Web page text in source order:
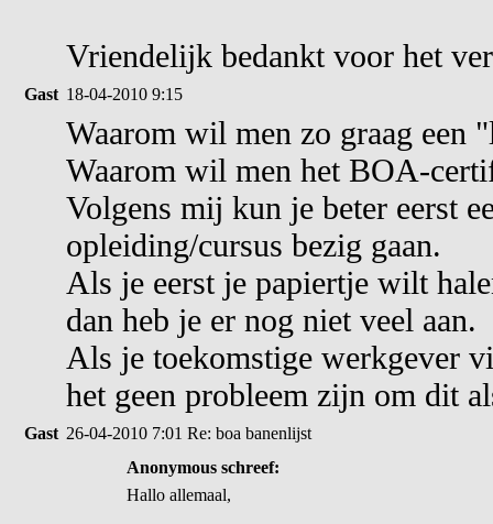
Vriendelijk bedankt voor het
Gast 18-04-2010 9:15
Waarom wil men zo graag een
Waarom wil men het BOA-
Volgens mij kun je beter eerst
opleiding/cursus bezig gaan.
Als je eerst je papiertje wilt
dan heb je er nog niet veel aan.
Als je toekomstige werkgever
het geen probleem zijn om dit
Gast 26-04-2010 7:01 Re: boa banenlijst
Anonymous schreef:
Hallo allemaal,